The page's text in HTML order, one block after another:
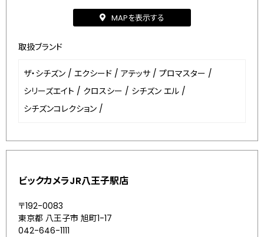
MAPを表示する
取扱ブランド
ザ・シチズン / エクシード / アテッサ / プロマスター /
シリーズエイト / クロスシー / シチズン エル /
シチズンコレクション /
ビックカメラJR八王子駅店
〒192-0083
東京都 八王子市 旭町1-17
042-646-1111